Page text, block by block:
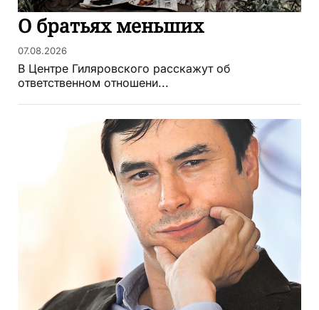
О братьях меньших
07.08.2026
В Центре Гиляровского расскажут об
ответственном отношени...